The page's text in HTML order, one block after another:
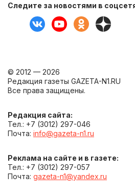
Следите за новостями в
© 2012 — 2026
Редакция газеты GAZETA-N1.RU
Все права защищены.
Редакция сайта:
Тел.: +7 (3012) 297-046
Почта: info@gazeta-n1.ru
Реклама на сайте и в газете:
Тел.: +7 (3012) 297-057
Почта: gazeta-n1@yandex.ru